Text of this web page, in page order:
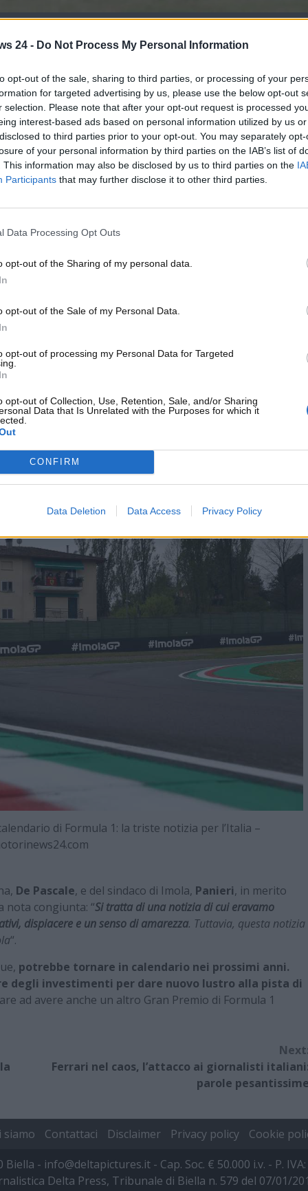
24 - Do Not Process My Personal Information
opt-out of the sale, sharing to third parties, or processing of your
for targeted advertising by us, please use the below opt-out
selection. Please note that after your opt-out request is processed
interest-based ads based on personal information utilized by us
to third parties prior to your opt-out. You may separately
of your personal information by third parties on the IAB’s list of
This information may also be disclosed by us to third parties on the
Participants that may further disclose it to other third parties.
Data Processing Opt Outs
opt-out of the Sharing of my personal data.
opt-out of the Sale of my Personal Data.
opt-out of processing my Personal Data for Targeted
opt-out of Collection, Use, Retention, Sale, and/or Sharing
Data that Is Unrelated with the Purposes for which it
CONFIRM
Data Deletion Data Access Privacy Policy
per l'Italia - www.motorinews24.com
da qualche ora ed è venuta a galla una notizia
a metà, ma già si pensa a quella successiva. La FIA,
della prossima stagione. Quest’anno a dominare la
di Oscar Piastri e di Lando Norris.
10 punti di vantaggio proprio sul suo compagno di team
campione del mondo in carica Max Verstappen. La
prossimi Gran Premi.
Sono stati ufficializzati, infatti,i 24 Gran Premi che
del 2026. Si partirà l’8 marzo con il Gran Premio
gara si correrà ad Abu Dhabi, sulla pista di Yas Marina, il
per il nostro Paese?
nel 2026: c’è una sorpresa
1 del prossimo anno lo storico Gran Premio
sul circuito del Santerno, infatti, è stata sostituita dal
settembre. Saranno, quindi, due le gare che si
invece, ancora tre i GP in America – Austin, Miami e
da metà giugno a fine maggio.
di Formula 1: la triste notizia per l’Italia –
De Pascale, e del sindaco di Imola, Panieri, in merito
nota congiunta: “Si tratta di una notizia di cui eravamo
dispiacere e un senso di amarezza. Tuttavia, questa notizia
“.
potrebbe tornare in calendario nei prossimi anni.
degli investimenti per dare nuovo lustro alla pista di
ad avere anche un altro Gran Premio di Formula 1
Ferrari nel caos, l’attacco ai giornalisti
parole
siamo Contattaci Disclaimer Privacy policy
Cookie
- info@deltapictures.it - Cap. Soc. € 50.000 i.v. - P.
Delta Press, Tribunale di Biella n. 579 del 07/01/